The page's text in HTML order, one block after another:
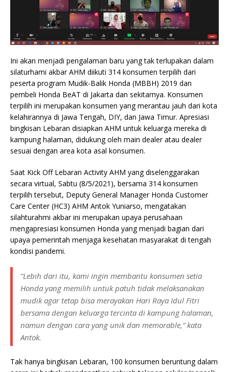
Ini akan menjadi pengalaman baru yang tak terlupakan dalam
silaturhami akbar AHM diikuti 314 konsumen terpilih dari
peserta program Mudik-Balik Honda (MBBH) 2019 dan
pembeli Honda BeAT di Jakarta dan sekitarnya. Konsumen
terpilih ini merupakan konsumen yang merantau jauh dari kota
kelahirannya di Jawa Tengah, DIY, dan Jawa Timur. Apresiasi
bingkisan Lebaran disiapkan AHM untuk keluarga mereka di
kampung halaman, didukung oleh main dealer atau dealer
sesuai dengan area kota asal konsumen.
Saat Kick Off Lebaran Activity AHM yang diselenggarakan
secara virtual, Sabtu (8/5/2021), bersama 314 konsumen
terpilih tersebut, Deputy General Manager Honda Customer
Care Center (HC3) AHM Antok Yuniarso, mengatakan
silahturahmi akbar ini merupakan upaya perusahaan
mengapresiasi konsumen Honda yang menjadi bagian dari
upaya pemerintah menjaga kesehatan masyarakat di tengah
kondisi pandemi.
”Lebih dari itu, kami ingin membantu konsumen setia
Honda yang memilih untuk patuh tidak melaksanakan
mudik agar tetap bisa merayakan Hari Raya Idul Fitri
bersama dengan keluarga tercinta di kampung halaman,
namun dengan cara yang unik dan memorable,” kata
Antok.
Tak hanya bingkisan Lebaran, 100 konsumen beruntung dalam